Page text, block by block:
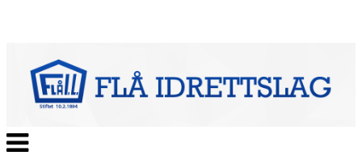
Veksle
navigasjon